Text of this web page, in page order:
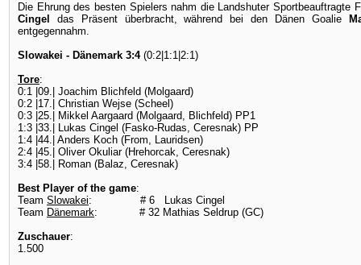
Die Ehrung des besten Spielers nahm die Landshuter
Cingel
das Präsent überbracht, während bei den Dänen Goalie
entgegennahm.
Slowakei - Dänemark 3:4 (0:2|1:1|2:1)
Tore:
0:1 |09.| Joachim Blichfeld (Molgaard)
0:2 |17.| Christian Wejse (Scheel)
0:3 |25.| Mikkel Aargaard (Molgaard, Blichfeld) PP1
1:3 |33.| Lukas Cingel (Fasko-Rudas, Ceresnak) PP
1:4 |44.| Anders Koch (From, Lauridsen)
2:4 |45.| Oliver Okuliar (Hrehorcak, Ceresnak)
3:4 |58.| Roman (Balaz, Ceresnak)
Best Player of the game:
Team Slowakei: # 6 Lukas Cingel
Team Dänemark: # 32 Mathias Seldrup (GC)
Zuschauer:
1.500